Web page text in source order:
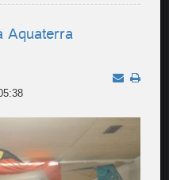
Aquaterra